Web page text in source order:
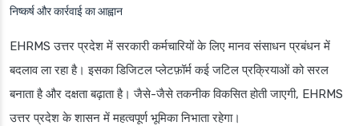
निष्कर्ष और कार्रवाई का आह्वान
EHRMS उत्तर प्रदेश में सरकारी कर्मचारियों के लिए मानव संसाधन प्रबंधन में
बदलाव ला रहा है। इसका डिजिटल प्लेटफ़ॉर्म कई जटिल प्रक्रियाओं को सरल
बनाता है और दक्षता बढ़ाता है। जैसे-जैसे तकनीक विकसित होती जाएगी, EHRMS
उत्तर प्रदेश के शासन में महत्वपूर्ण भूमिका निभाता रहेगा।